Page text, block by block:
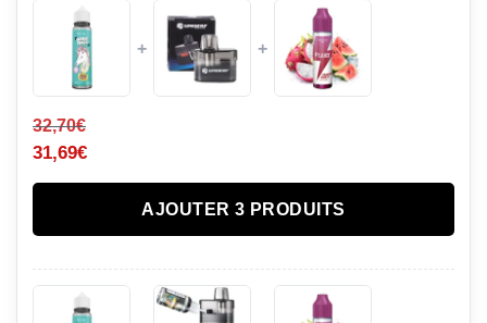
+ +
32,70€
31,69€
AJOUTER 3 PRODUITS